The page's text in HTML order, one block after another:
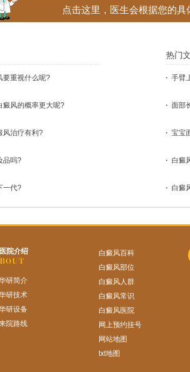
点击这里，医生会根据您的具
要重视什么呢?
癜风的概率更大呢?
风治疗有利?
品吗?
一代?
热门
手臂
面部
宝宝
白癜
白癜
医院介绍
研简介
研技术
研设备
院路线
白癜风百科
白癜风部位
白癜风人群
白癜风常识
白癜风医院
网上预约挂号
网站地图
txt地图